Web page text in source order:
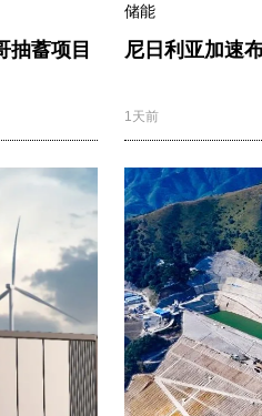
抽蓄项目
储能
尼日利亚加速
1天前